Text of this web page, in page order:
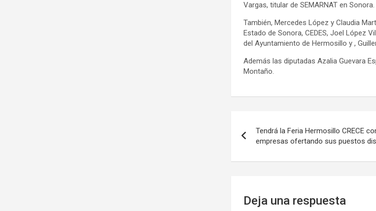
Vargas, titular de SEMARNAT en Sonora.
También, Mercedes López y Claudia
Estado de Sonora, CEDES, Joel López
del Ayuntamiento de Hermosillo y ,
Además las diputadas Azalia Guevara
Montaño.
de
entradas
Tendrá la Feria Hermosillo CRECE
empresas ofertando sus puestos
Deja una respuesta